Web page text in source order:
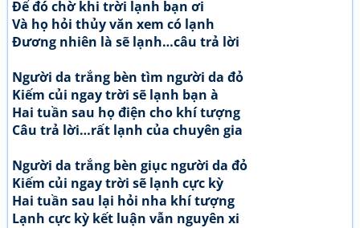
Để đó chờ khi trời lạnh bạn ơi
Và họ hỏi thủy văn xem có lạnh
Đương nhiên là sẽ lạnh…câu trả lời
Người da trắng bèn tìm người da đỏ
Kiếm củi ngay trời sẽ lạnh bạn à
Hai tuần sau họ điện cho khí tượng
Câu trả lời…rất lạnh của chuyên gia
Người da trắng bèn giục người da đỏ
Kiếm củi ngay trời sẽ lạnh cực kỳ
Hai tuần sau lại hỏi nha khí tượng
Lạnh cực kỳ kết luận vẫn nguyên xi